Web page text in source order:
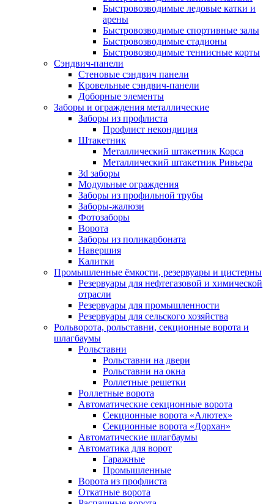
Быстровозводимые ледовые катки и
арены
Быстровозводимые спортивные залы
Быстровозводимые стадионы
Быстровозводимые теннисные корты
Сэндвич-панели
Стеновые сэндвич панели
Кровельные сэндвич-панели
Доборные элементы
Заборы и ограждения металлические
Заборы из профлиста
Профлист некондиция
Штакетник
Металлический штакетник Корса
Металлический штакетник Ривьера
3d заборы
Модульные ограждения
Заборы из профильной трубы
Заборы-жалюзи
Фотозаборы
Ворота
Заборы из поликарбоната
Навершия
Калитки
Промышленные ёмкости, резервуары и цистерны
Резервуары для нефтегазовой и химической
отрасли
Резервуары для промышленности
Резервуары для сельского хозяйства
Рольворота, рольставни, секционные ворота и
шлагбаумы
Рольставни
Рольставни на двери
Рольставни на окна
Роллетные решетки
Роллетные ворота
Автоматические секционные ворота
Секционные ворота «Алютех»
Секционные ворота «Дорхан»
Автоматические шлагбаумы
Автоматика для ворот
Гаражные
Промышленные
Ворота из профлиста
Откатные ворота